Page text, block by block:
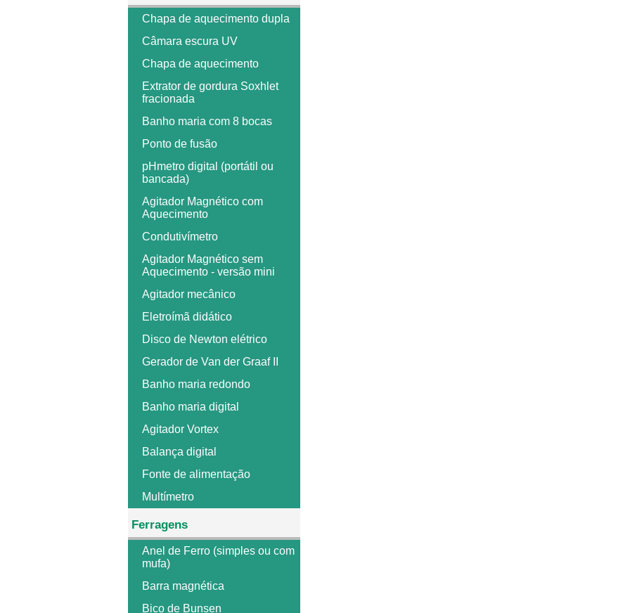
Chapa de aquecimento dupla
Câmara escura UV
Chapa de aquecimento
Extrator de gordura Soxhlet
fracionada
Banho maria com 8 bocas
Ponto de fusão
pHmetro digital (portátil ou
bancada)
Agitador Magnético com
Aquecimento
Condutivímetro
Agitador Magnético sem
Aquecimento - versão mini
Agitador mecânico
Eletroímã didático
Disco de Newton elétrico
Gerador de Van der Graaf II
Banho maria redondo
Banho maria digital
Agitador Vortex
Balança digital
Fonte de alimentação
Multímetro
Ferragens
Anel de Ferro (simples ou com
mufa)
Barra magnética
Bico de Bunsen